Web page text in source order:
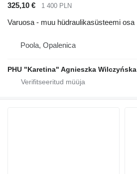
325,10 € 1 400 PLN
Varuosa - muu hüdraulikasüsteemi osa
Poola, Opalenica
PHU "Karetina" Agnieszka Wilczyńska